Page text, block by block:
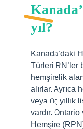
yıl?
Kanada’daki
Türleri RN’ler
hemşirelik
alırlar. Ayrıca
veya üç yıllık
vardır. Ontario
Hemşire